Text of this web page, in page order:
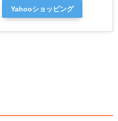
Yahooショッピング